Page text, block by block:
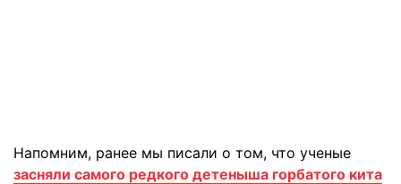
Напомним, ранее мы писали о том, что ученые
засняли самого редкого детеныша горбатого кита